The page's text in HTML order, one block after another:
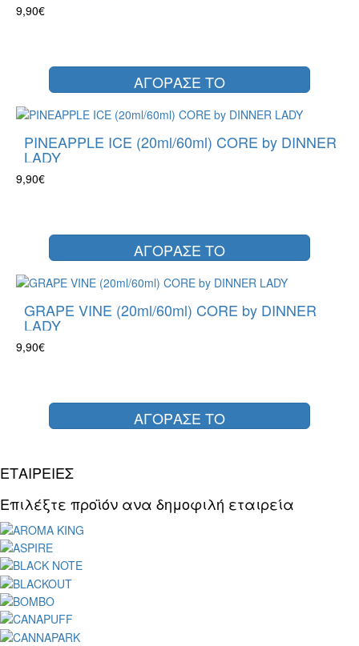
9,90€
ΑΓΟΡΑΣΕ ΤΟ
PINEAPPLE ICE (20ml/60ml) CORE by DINNER
LADY
9,90€
ΑΓΟΡΑΣΕ ΤΟ
GRAPE VINE (20ml/60ml) CORE by DINNER
LADY
9,90€
ΑΓΟΡΑΣΕ ΤΟ
ΕΤΑΙΡΕΙΕΣ
Επιλέξτε προϊόν ανα δημοφιλή εταιρεία